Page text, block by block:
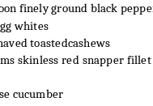
finely ground black
whites
toastedcashews
skinless red snapper
cucumber